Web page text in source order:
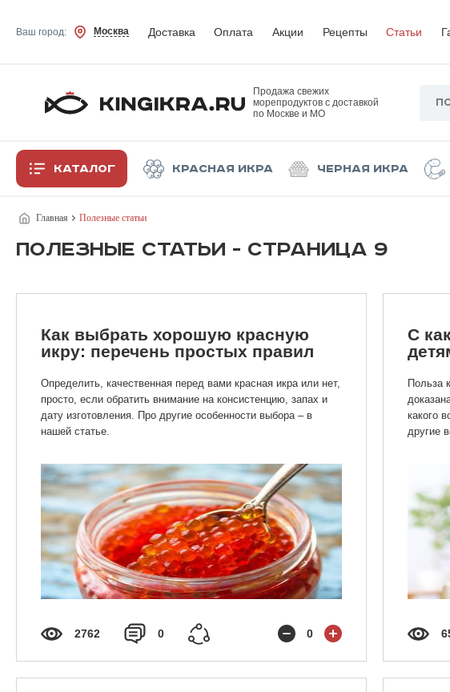
Ваш город: Москва Доставка Оплата Акции Рецепты Статьи
Продажа свежих
морепродуктов с доставкой
по Москве и МО
Каталог Красная икра Черная икра
Главная Полезные статьи
ПОЛЕЗНЫЕ СТАТЬИ - СТРАНИЦА 9
Как выбрать хорошую красную
икру: перечень простых правил
Определить, качественная перед вами красная икра или нет,
просто, если обратить внимание на консистенцию, запах и
дату изготовления. Про другие особенности выбора – в
нашей статье.
2762 0 0
С
Польза
какого
другие